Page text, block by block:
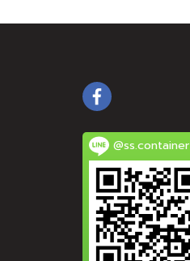
@ss.container